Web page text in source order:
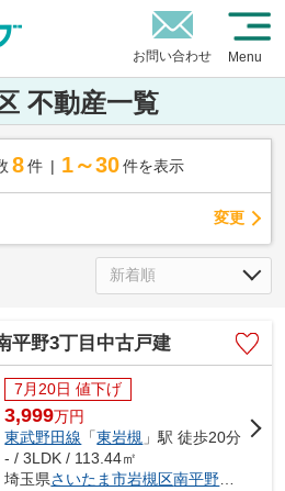
お問い合わせ Menu
不動産一覧
8 件 1～30 件を表示
変更
平野3丁目中古戸建
7月20日 値下げ
3,999万円
東武野田線 「東岩槻 」駅 徒歩20分
- / 3LDK / 113.44㎡
埼玉県さいたま市岩槻区南平野